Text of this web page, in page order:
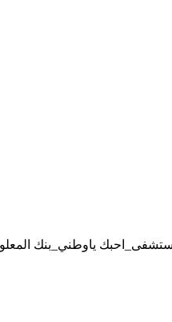
الى البر_المسجد الكبير_اول مستشفى_احبك